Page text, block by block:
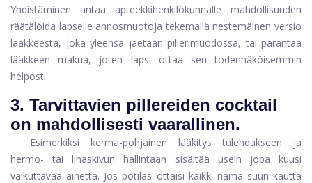
Yhdistäminen antaa apteekkihenkilökunnalle mahdollisuuden
räätälöidä lapselle annosmuotoja tekemällä nestemäinen versio
lääkkeestä, joka yleensä jaetaan pillerimuodossa, tai parantaa
lääkkeen makua, joten lapsi ottaa sen todennäköisemmin
helposti.
3. Tarvittavien pillereiden cocktail
on mahdollisesti vaarallinen.
Esimerkiksi kerma-pohjainen lääkitys tulehdukseen ja
hermo- tai lihaskivun hallintaan sisältää usein jopa kuusi
vaikuttavaa ainetta. Jos potilas ottaisi kaikki nämä suun kautta